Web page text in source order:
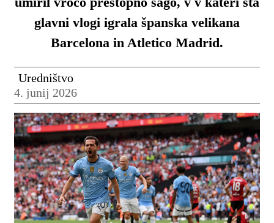
glavni vlogi igrala španska velikana
Barcelona in Atletico Madrid.
Uredništvo
4. junij 2026